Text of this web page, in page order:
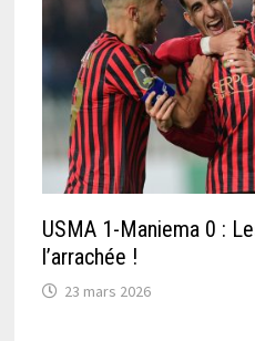
USMA 1-Maniema 0 :
l’arrachée !
23 mars 2026